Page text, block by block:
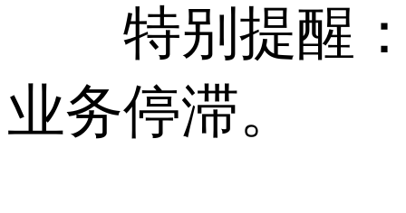
特别提醒：
业务停滞。